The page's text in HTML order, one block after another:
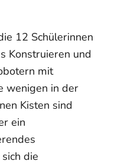
12 Schülerinnen
Konstruieren und
mit
wenigen in der
Kisten sind
ein
die